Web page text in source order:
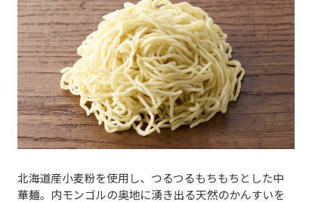
北海道産小麦粉を使用し、つるつるもちもちとした中
華麺。内モンゴルの奥地に湧き出る天然のかんすいを